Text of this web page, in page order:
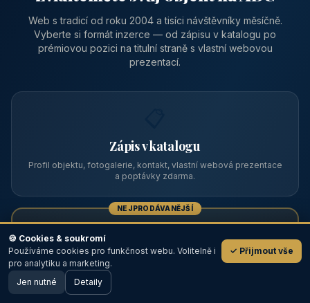
Web s tradicí od roku 2004 a tisíci návštěvníky měsíčně.
Vyberte si formát inzerce — od zápisu v katalogu po
prémiovou pozici na titulní straně s vlastní webovou
prezentací.
Zápis v katalogu
Profil objektu, fotogalerie, kontakt, vlastní webová prezentace
a poptávky zdarma.
NEJPRODÁVANĚJŠÍ
Prémiový partner
TOP pozice na titulce, přednost ve výpisech, zlatý odznak a
💬
🖥️ Desktop verze
🍪 Cookies & soukromí
Používáme cookies pro funkčnost webu. Volitelně i
pro analytiku a marketing.
✓ Přijmout vše
Jen nutné Detaily